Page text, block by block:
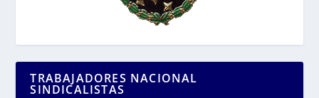
TRABAJADORES NACIONAL
SINDICALISTAS